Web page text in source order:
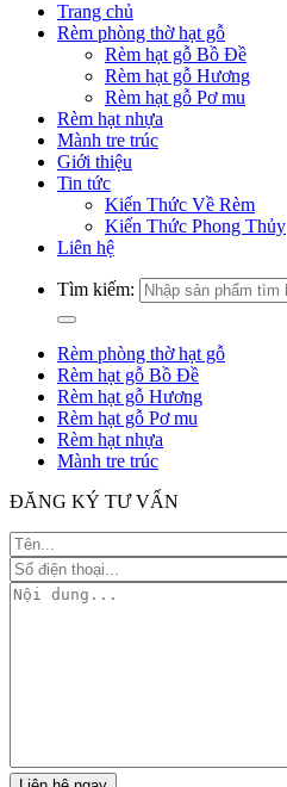
Trang chủ
Rèm phòng thờ hạt gỗ
Rèm hạt gỗ Bồ Đề
Rèm hạt gỗ Hương
Rèm hạt gỗ Pơ mu
Rèm hạt nhựa
Mành tre trúc
Giới thiệu
Tin tức
Kiến Thức Về Rèm
Kiến Thức Phong Thủy
Liên hệ
Tìm kiếm:
Rèm phòng thờ hạt gỗ
Rèm hạt gỗ Bồ Đề
Rèm hạt gỗ Hương
Rèm hạt gỗ Pơ mu
Rèm hạt nhựa
Mành tre trúc
ĐĂNG KÝ TƯ VẤN